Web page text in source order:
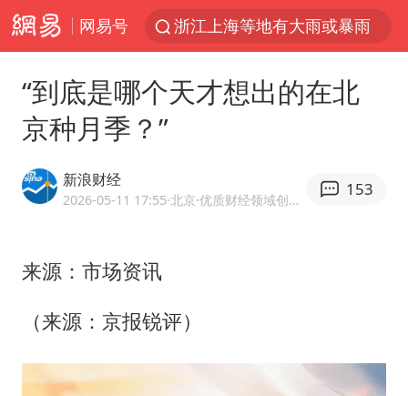
网易号
浙江上海等地有大雨或暴雨
黄金牛市回来了吗
倪萍赵雅芝同框亮相红毯
几元成本的AI广告导致千万市值蒸发
“到底是哪个天才想出的在北
京种月季？”
新浪财经
2026-05-11 17:55·北京 ·优质财经领域创作者
153
来源：市场资讯
（来源：京报锐评）